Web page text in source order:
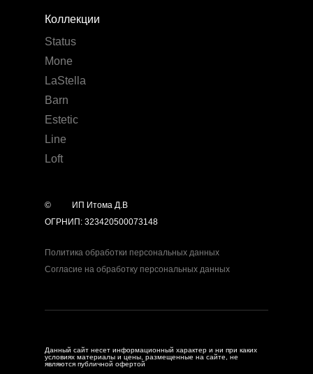
Коллекции
Status
Mone
LaStella
Barn
Estetic
Line
Loft
©
ИП Итома Д.В
ОГРНИП: 323420500073148
Политика обработки персональных данных
Согласие на обработку персональных данных
Данный сайт несет информационный характер и ни при каких
условиях материалы и цены, размещенные на сайте, не
являются публичной офертой